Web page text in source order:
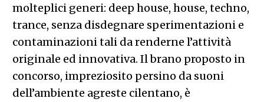
molteplici generi: deep house, house, techno,
trance, senza disdegnare sperimentazioni e
contaminazioni tali da renderne l’attività
originale ed innovativa. Il brano proposto in
concorso, impreziosito persino da suoni
dell’ambiente agreste cilentano, è